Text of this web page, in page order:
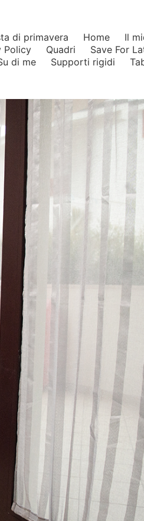
di primavera Home Il
Policy Quadri Save For
di me Supporti rigidi